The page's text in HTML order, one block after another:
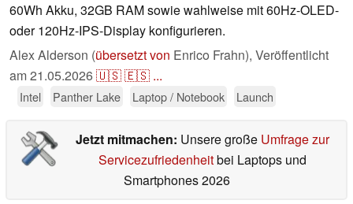
60Wh Akku, 32GB RAM sowie wahlweise mit 60Hz-OLED-
oder 120Hz-IPS-Display konfigurieren.
Alex Alderson (übersetzt von Enrico Frahn), Veröffentlicht
am21.05.2026🇺🇸🇪🇸 ...
Intel Panther Lake Laptop / Notebook Launch
Jetzt mitmachen: Unsere große Umfrage zur
Servicezufriedenheitbei Laptops und
Smartphones 2026